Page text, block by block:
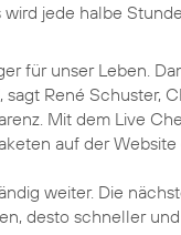
jede halbe
für unser Leben.
sagt René Schuster,
Mit dem Live
auf der
weiter. Die
desto schneller